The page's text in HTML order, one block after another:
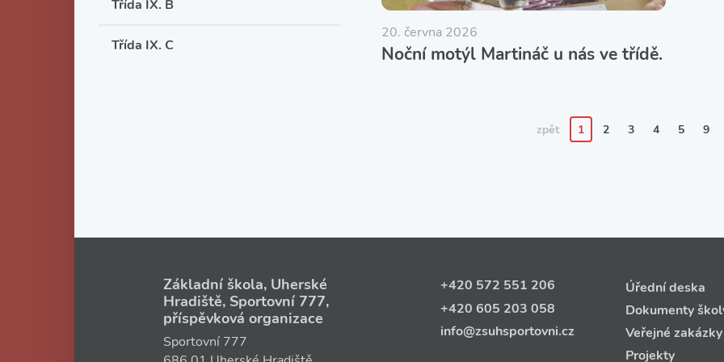
20. června 2026
Noční motýl Martináč u nás ve třídě.
zpět 1 2 3 4 5 9
Třída IX. B
Třída IX. C
Základní škola, Uherské
Hradiště, Sportovní 777,
příspěvková organizace
Sportovní 777
+420 572 551 206
+420 605 203 058
info@zsuhsportovni.cz
Úřední deska
Dokumenty
Veřejné zakázky
Projekty